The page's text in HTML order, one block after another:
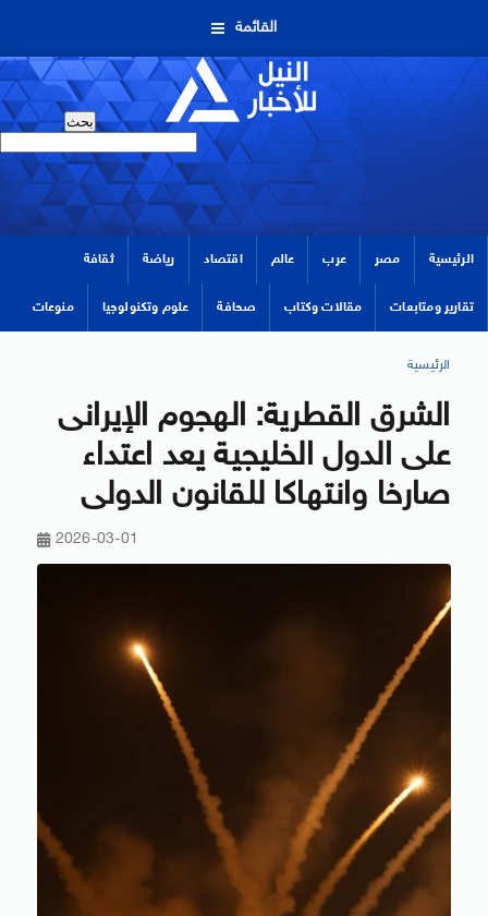
القائمة
الرئيسية مصر عرب عالم اقتصاد رياضة ثقافة
تقارير ومتابعات مقالات وكتاب صحافة علوم وتكنولوجيا منوعات
الرئيسية
الشرق القطرية: الهجوم الإيرانى
على الدول الخليجية يعد اعتداء
صارخا وانتهاكا للقانون الدولى
2026-03-01